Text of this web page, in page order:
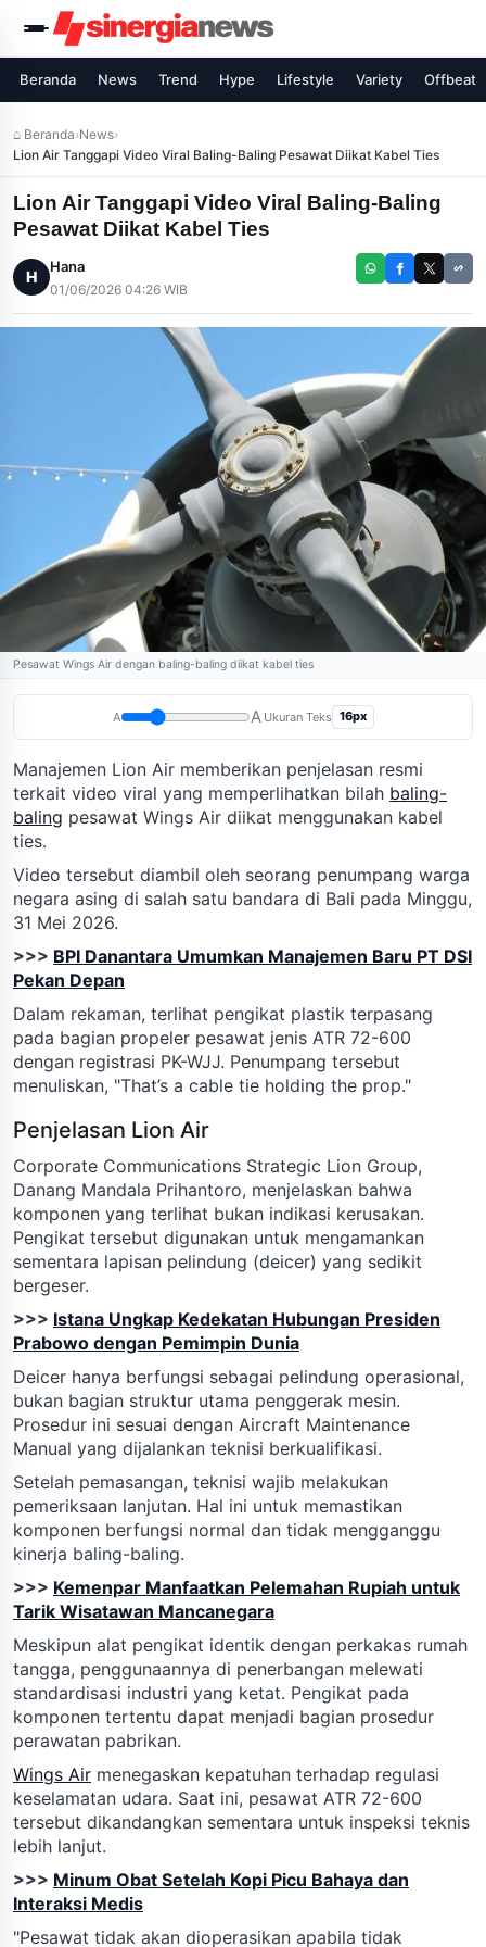
Beranda News Trend Hype Lifestyle Variety Offbeat
⌂ Beranda›News›
Lion Air Tanggapi Video Viral Baling-Baling Pesawat Diikat Kabel Ties
Lion Air Tanggapi Video Viral Baling-Baling
Pesawat Diikat Kabel Ties
H
Hana
01/06/2026 04:26 WIB
Pesawat Wings Air dengan baling-baling diikat kabel ties
A A Ukuran Teks 16px
Manajemen Lion Air memberikan penjelasan resmi
terkait video viral yang memperlihatkan bilah baling-
baling pesawat Wings Air diikat menggunakan kabel
ties.
Video tersebut diambil oleh seorang penumpang warga
negara asing di salah satu bandara di Bali pada Minggu,
31 Mei 2026.
>>> BPI Danantara Umumkan Manajemen Baru PT DSI
Pekan Depan
Dalam rekaman, terlihat pengikat plastik terpasang
pada bagian propeler pesawat jenis ATR 72-600
dengan registrasi PK-WJJ. Penumpang tersebut
menuliskan, "That’s a cable tie holding the prop."
Penjelasan Lion Air
Corporate Communications Strategic Lion Group,
Danang Mandala Prihantoro, menjelaskan bahwa
komponen yang terlihat bukan indikasi kerusakan.
Pengikat tersebut digunakan untuk mengamankan
sementara lapisan pelindung (deicer) yang sedikit
bergeser.
>>> Istana Ungkap Kedekatan Hubungan Presiden
Prabowo dengan Pemimpin Dunia
Deicer hanya berfungsi sebagai pelindung operasional,
bukan bagian struktur utama penggerak mesin.
Prosedur ini sesuai dengan Aircraft Maintenance
Manual yang dijalankan teknisi berkualifikasi.
Setelah pemasangan, teknisi wajib melakukan
pemeriksaan lanjutan. Hal ini untuk memastikan
komponen berfungsi normal dan tidak mengganggu
kinerja baling-baling.
>>> Kemenpar Manfaatkan Pelemahan Rupiah untuk
Tarik Wisatawan Mancanegara
Meskipun alat pengikat identik dengan perkakas rumah
tangga, penggunaannya di penerbangan melewati
standardisasi industri yang ketat. Pengikat pada
komponen tertentu dapat menjadi bagian prosedur
perawatan pabrikan.
Wings Air menegaskan kepatuhan terhadap regulasi
keselamatan udara. Saat ini, pesawat ATR 72-600
tersebut dikandangkan sementara untuk inspeksi teknis
lebih lanjut.
>>> Minum Obat Setelah Kopi Picu Bahaya dan
Interaksi Medis
"Pesawat tidak akan dioperasikan apabila tidak